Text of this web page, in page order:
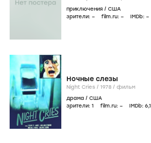
приключения / США
зрители: – film.ru: – IMDb: –
Ночные слезы
Night Cries / 1978 / фильм
драма / США
зрители: 1 film.ru: – IMDb: 6,1